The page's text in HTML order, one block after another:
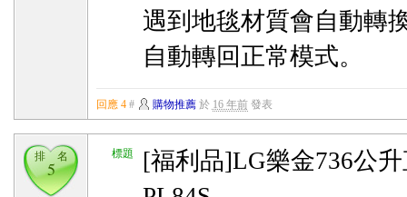
遇到地毯材質會自動轉
自動轉回正常模式。
回應 4 # 購物推薦於 16 年前發表
標題
[福利品]LG樂金736公
排 名
5